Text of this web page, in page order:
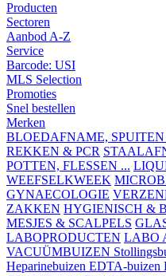
Producten
Sectoren
Aanbod A-Z
Service
Barcode: USI
MLS Selection
Promoties
Snel bestellen
Merken
BLOEDAFNAME,
REKKEN & PCR
POTTEN, FLESSEN ...
WEEFSELKWEEK
GYNAECOLOGIE
ZAKKEN HYGIENISCH &
MESJES & SCALPELS
LABOPRODUCTEN LABO
VACUÜMBUIZEN
Heparinebuizen EDTA-buizen